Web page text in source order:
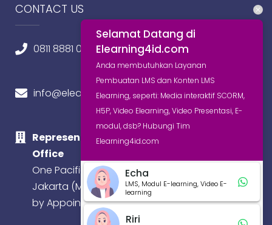
CONTACT US
0811 8881 0580
info@elearning4id.com
Representative
Office
One Pacific Place,
Jakarta (Meeting
by Appointment)
Selamat Datang di
Elearning4id.com
Anda membutuhkan Layanan
Pembuatan LMS dan Konten LMS
Elearning, seperti: Media interaktif SCORM,
H5P, Video Elearning, Video Presentasi, E-
modul, dsb? Hubungi Tim
Elearning4id.com
Echa
LMS, Modul E-learning, Video E-
learning
Riri